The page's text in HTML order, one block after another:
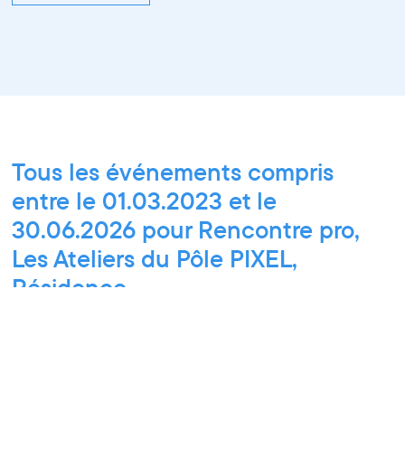
Tous les événements compris
entre le 01.03.2023 et le
30.06.2026 pour Rencontre pro,
Les Ateliers du Pôle PIXEL,
Résidence